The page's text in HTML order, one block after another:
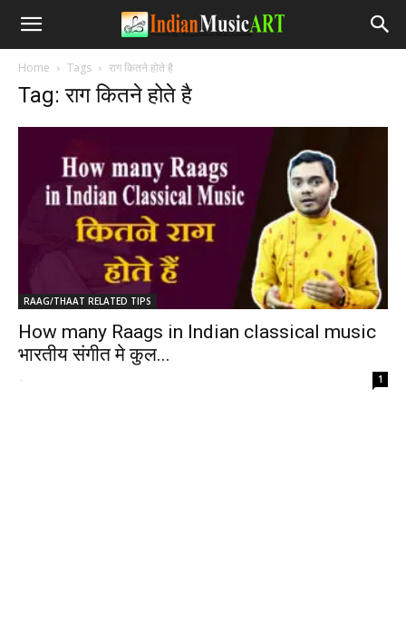
Home Tags राग कितने होते है
Tag: राग कितने होते है
RAAG/THAAT RELATED TIPS
How many Raags in Indian classical music
भारतीय संगीत मे कुल...
- 1